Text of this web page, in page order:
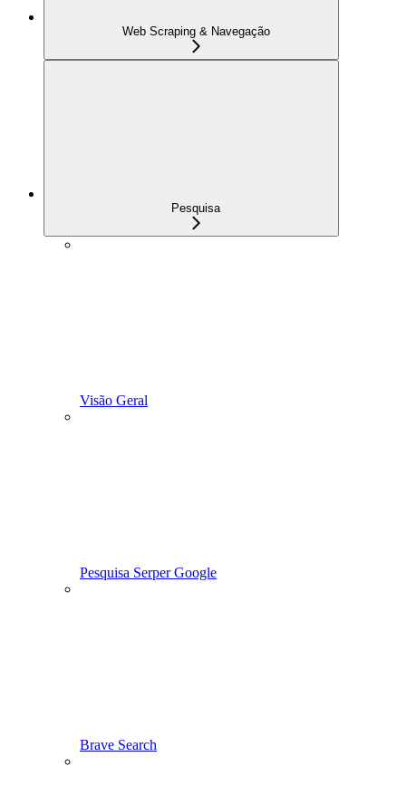
Web Scraping & Navegação
Pesquisa
Visão Geral
Pesquisa Serper Google
Brave Search